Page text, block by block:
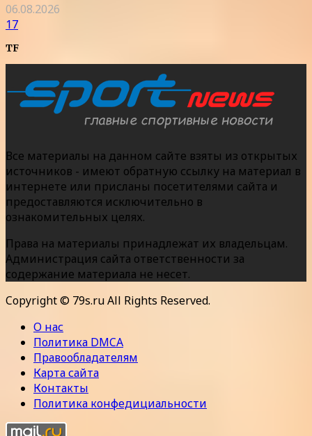
06.08.2026
17
TF
Все материалы на данном сайте взяты из открытых
источников - имеют обратную ссылку на материал в
интернете или присланы посетителями сайта и
предоставляются исключительно в
ознакомительных целях.
Права на материалы принадлежат их владельцам.
Администрация сайта ответственности за
содержание материала не несет.
Copyright © 79s.ru All Rights Reserved.
О нас
Политика DMCA
Правообладателям
Карта сайта
Контакты
Политика конфедициальности